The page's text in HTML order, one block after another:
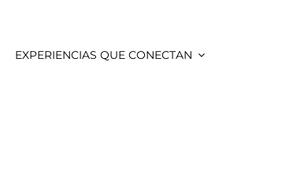
EXPERIENCIAS QUE CONECTAN